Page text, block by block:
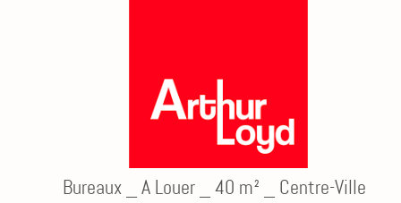
Bureaux _ A Louer _ 40 m² _ Centre-Ville